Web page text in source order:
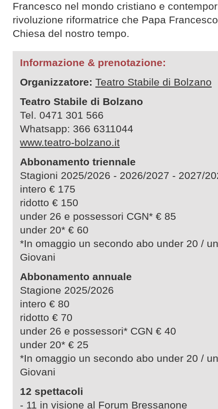
Francesco nel mondo cristiano e
rivoluzione riformatrice che Papa
Chiesa del nostro tempo.
Informazione & prenotazione:
Organizzatore: Teatro Stabile di Bolzano
Teatro Stabile di Bolzano
Tel. 0471 301 566
Whatsapp: 366 6311044
www.teatro-bolzano.it
Abbonamento triennale
Stagioni 2025/2026 - 2026/2027 -
intero € 175
ridotto € 150
under 26 e possessori CGN* € 85
under 20* € 60
*In omaggio un secondo abo under 20 /
Giovani
Abbonamento annuale
Stagione 2025/2026
intero € 80
ridotto € 70
under 26 e possessori* CGN € 40
under 20* € 25
*In omaggio un secondo abo under 20 /
Giovani
12 spettacoli
- 11 in visione al Forum Bressanone